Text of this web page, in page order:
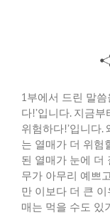
1부에서 드린 말
다!’입니다. 지금부
위험하다!’입니다.
는 열매가 더 위험
된 열매가 눈에 더
무가 아무리 예쁘
만 이보다 더 큰
매는 먹을 수도 있